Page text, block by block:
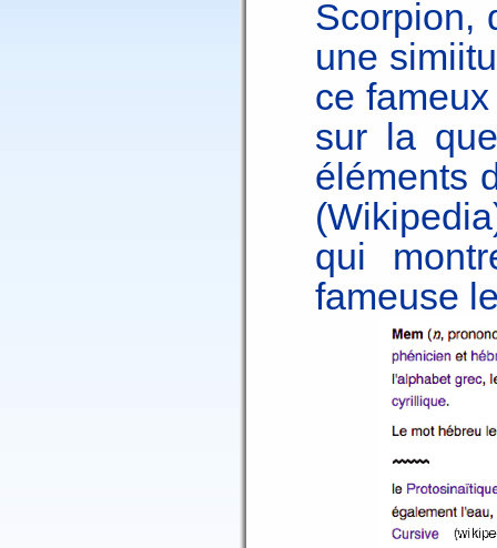
Scorpion,
une
ce
sur la
éléments
qui
fameuse